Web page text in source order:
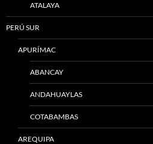
ATALAYA
PERÚ SUR
APURÍMAC
ABANCAY
ANDAHUAYLAS
COTABAMBAS
AREQUIPA